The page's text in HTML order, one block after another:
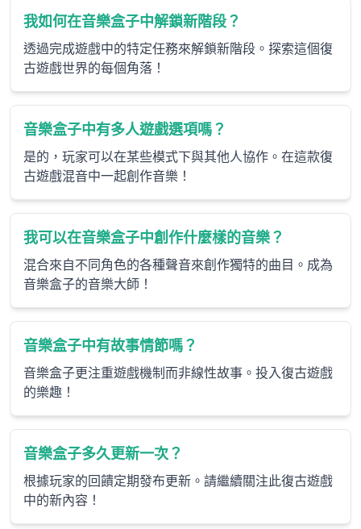
我如何在音樂盒子中解鎖新階段？
透過完成遊戲中的特定任務來解鎖新階段。探索這個復
古遊戲世界的每個角落！
音樂盒子中有多人遊戲選項嗎？
是的，玩家可以在某些模式下與其他人協作。在這款復
古遊戲混音中一起創作音樂！
我可以在音樂盒子中創作什麼樣的音樂？
混合來自不同角色的各種聲音來創作獨特的曲目。成為
音樂盒子的音樂大師！
音樂盒子中有故事情節嗎？
音樂盒子更注重遊戲機制而非線性故事。投入復古遊戲
的樂趣！
音樂盒子多久更新一次？
根據玩家的回饋定期發布更新。請繼續關注此復古遊戲
中的新內容！